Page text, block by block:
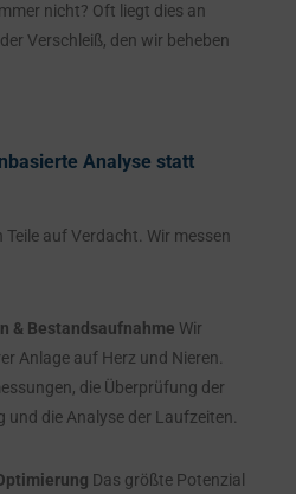
nicht? Oft liegt dies an
Verschleiß, den wir beheben
Analyse statt
auf Verdacht. Wir messen
& Bestandsaufnahme Wir
Anlage auf Herz und Nieren.
die Überprüfung der
die Analyse der Laufzeiten.
Das größte Potenzial